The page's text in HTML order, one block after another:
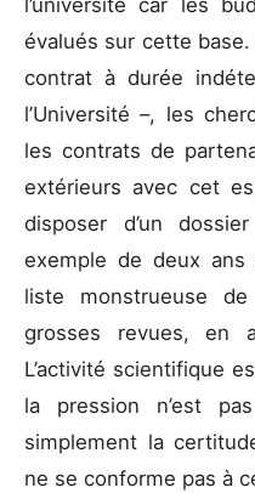
l’université car les
évalués sur cette
contrat à durée
l’Université –, les
les contrats de
extérieurs avec cet
disposer d’un
exemple de deux ans
liste monstrueuse
grosses revues, en
L’activité scientifique
la pression n’est
simplement la
ne se conforme pas à